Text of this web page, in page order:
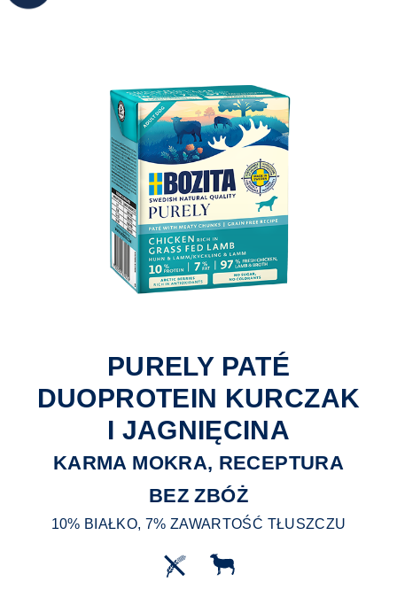
PURELY PATÉ
DUOPROTEIN KURCZAK
I JAGNIĘCINA
KARMA MOKRA, RECEPTURA
BEZ ZBÓŻ
10% BIAŁKO, 7% ZAWARTOŚĆ TŁUSZCZU